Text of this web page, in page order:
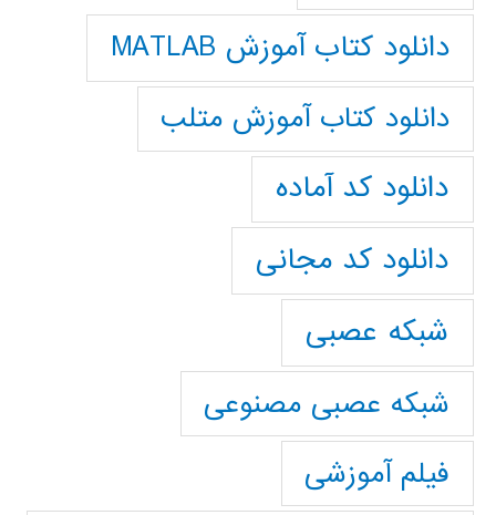
دانلود کتاب آموزش MATLAB
دانلود کتاب آموزش متلب
دانلود کد آماده
دانلود کد مجانی
شبکه عصبی
شبکه عصبی مصنوعی
فیلم آموزشی